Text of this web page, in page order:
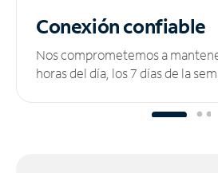
Conexión confiable
Nos comprometemos a
horas del día, los 7 días de la